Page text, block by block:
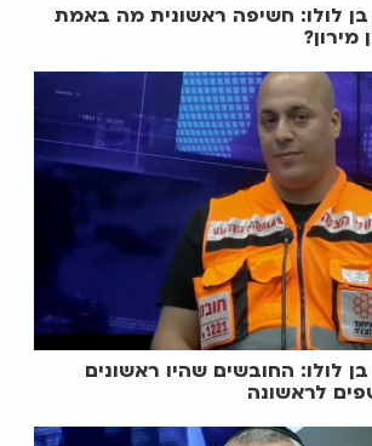
לולו: חשיפה ראשונית מה באמת
לולו: החובשים שהיו ראשונים
לראשונה